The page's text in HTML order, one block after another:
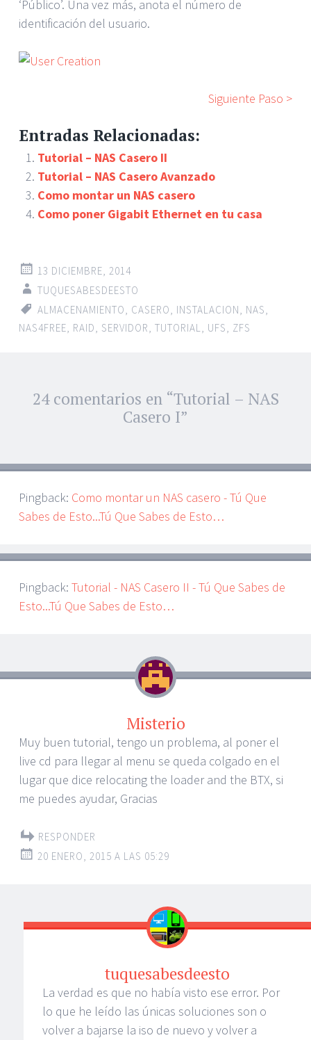
‘Público’. Una vez más, anota el número de
identificación del usuario.
Siguiente Paso >
Entradas Relacionadas:
Tutorial – NAS Casero II
Tutorial – NAS Casero Avanzado
Como montar un NAS casero
Como poner Gigabit Ethernet en tu casa
13 DICIEMBRE, 2014
TUQUESABESDEESTO
ALMACENAMIENTO, CASERO, INSTALACION, NAS,
NAS4FREE, RAID, SERVIDOR, TUTORIAL, UFS, ZFS
Navegador
de
artículos
24 comentarios en “Tutorial – NAS
Casero I”
Pingback: Como montar un NAS casero - Tú Que
Sabes de Esto...Tú Que Sabes de Esto…
Pingback: Tutorial - NAS Casero II - Tú Que Sabes de
Esto...Tú Que Sabes de Esto…
Misterio
Muy buen tutorial, tengo un problema, al poner el
live cd para llegar al menu se queda colgado en el
lugar que dice relocating the loader and the BTX, si
me puedes ayudar, Gracias
RESPONDER
20 ENERO, 2015 A LAS 05:29
tuquesabesdeesto
La verdad es que no había visto ese error. Por
lo que he leído las únicas soluciones son o
volver a bajarse la iso de nuevo y volver a